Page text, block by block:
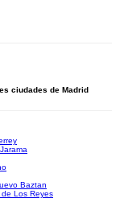
ciudades de Madrid
Baztan
Los Reyes